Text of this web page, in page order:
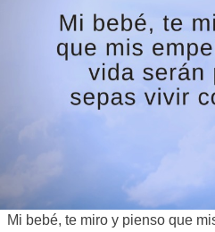
Mi bebé, te miro y pienso que